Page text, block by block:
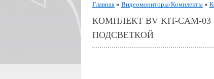
Главная » Видеомониторы/Комплекты »
КОМПЛЕКТ BV KIT-CAM-
ПОДСВЕТКОЙ